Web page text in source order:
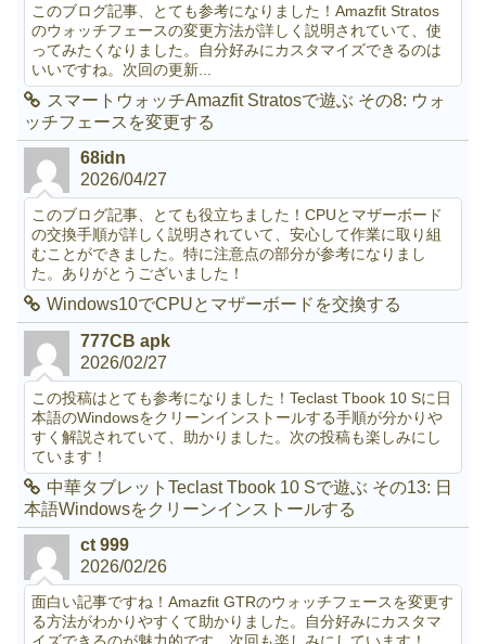
このブログ記事、とても参考になりました！Amazfit Stratos
のウォッチフェースの変更方法が詳しく説明されていて、使
ってみたくなりました。自分好みにカスタマイズできるのは
いいですね。次回の更新...
スマートウォッチAmazfit Stratosで遊ぶ その8: ウォ
ッチフェースを変更する
68idn
2026/04/27
このブログ記事、とても役立ちました！CPUとマザーボード
の交換手順が詳しく説明されていて、安心して作業に取り組
むことができました。特に注意点の部分が参考になりまし
た。ありがとうございました！
Windows10でCPUとマザーボードを交換する
777CB apk
2026/02/27
この投稿はとても参考になりました！Teclast Tbook 10 Sに日
本語のWindowsをクリーンインストールする手順が分かりや
すく解説されていて、助かりました。次の投稿も楽しみにし
ています！
中華タブレットTeclast Tbook 10 Sで遊ぶ その13: 日
本語Windowsをクリーンインストールする
ct 999
2026/02/26
面白い記事ですね！Amazfit GTRのウォッチフェースを変更す
る方法がわかりやすくて助かりました。自分好みにカスタマ